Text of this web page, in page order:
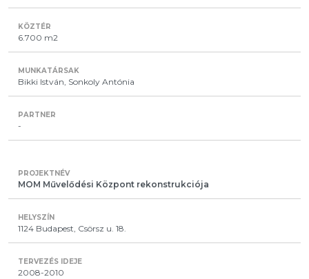
6.700 m2
Bikki István, Sonkoly Antónia
-
MOM Művelődési Központ rekonstrukciója
1124 Budapest, Csörsz u. 18.
2008-2010